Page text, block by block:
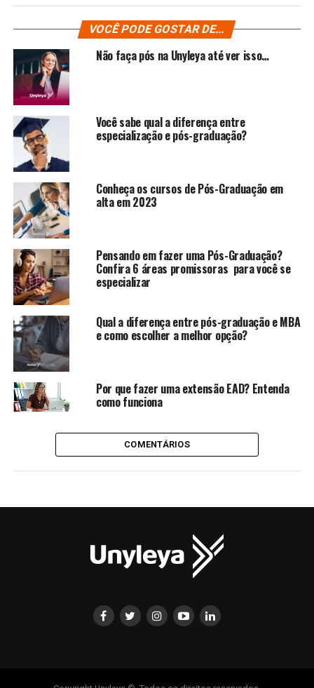
VOCÊ PODE GOSTAR DE...
Não faça pós na Unyleya até ver isso…
Você sabe qual a diferença entre
especialização e pós-graduação?
Conheça os cursos de Pós-Graduação em
alta em 2023
Pensando em fazer uma Pós-Graduação?
Confira 6 áreas promissoras para você se
especializar
Qual a diferença entre pós-graduação e MBA
e como escolher a melhor opção?
Por que fazer uma extensão EAD? Entenda
como funciona
COMENTÁRIOS